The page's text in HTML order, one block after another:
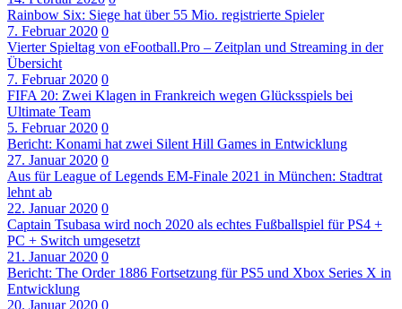
Rainbow Six: Siege hat über 55 Mio. registrierte Spieler
7. Februar 2020 0
Vierter Spieltag von eFootball.Pro – Zeitplan und Streaming in der
Übersicht
7. Februar 2020 0
FIFA 20: Zwei Klagen in Frankreich wegen Glücksspiels bei
Ultimate Team
5. Februar 2020 0
Bericht: Konami hat zwei Silent Hill Games in Entwicklung
27. Januar 2020 0
Aus für League of Legends EM-Finale 2021 in München: Stadtrat
lehnt ab
22. Januar 2020 0
Captain Tsubasa wird noch 2020 als echtes Fußballspiel für PS4 +
PC + Switch umgesetzt
21. Januar 2020 0
Bericht: The Order 1886 Fortsetzung für PS5 und Xbox Series X in
Entwicklung
20. Januar 2020 0